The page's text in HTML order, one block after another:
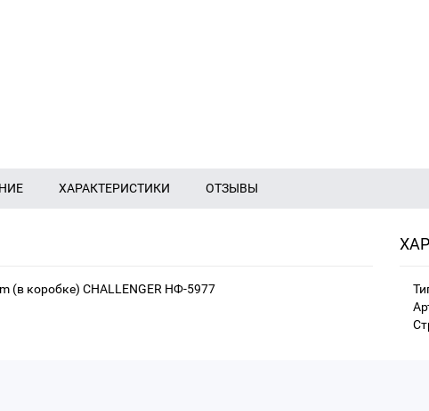
ХАРАКТЕРИСТИКИ ОТЗЫВЫ
(в коробке) CHALLENGER НФ-5977